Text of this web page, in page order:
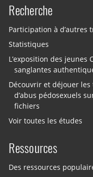
Recherche
Participation à d’autres
Statistiques
L’exposition des jeunes
sanglantes
Découvrir et déjouer
d’abus pédosexuels
fichiers
Voir toutes les études
Ressources
Des ressources